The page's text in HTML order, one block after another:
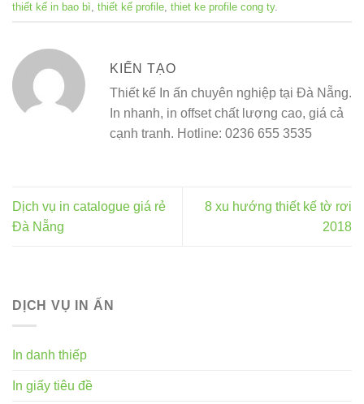
thiết kế in bao bì thiết kế profile thiet ke profile cong ty.
KIẾN TẠO
Thiết kế In ấn chuyên nghiệp tại Đà Nẵng.
In nhanh, in offset chất lượng cao, giá cả
cạnh tranh. Hotline: 0236 655 3535
Dịch vụ in catalogue giá rẻ
Đà Nẵng
8 xu hướng thiết kế tờ rơi
2018
DỊCH VỤ IN ẤN
In danh thiếp
In giấy tiêu đề